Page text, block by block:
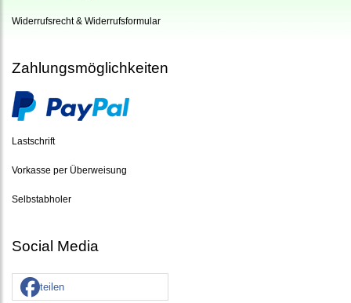
Widerrufsrecht & Widerrufsformular
Zahlungsmöglichkeiten
Lastschrift
Vorkasse per Überweisung
Selbstabholer
Social Media
teilen